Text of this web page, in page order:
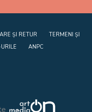
ȘI RETUR
TERMENI ȘI
ANPC